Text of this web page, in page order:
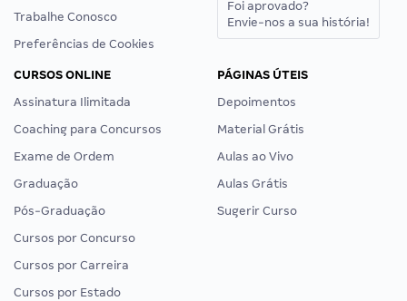
Trabalhe Conosco
Preferências de Cookies
Foi aprovado?
Envie-nos a sua história!
CURSOS ONLINE
Assinatura Ilimitada
Coaching para Concursos
Exame de Ordem
Graduação
Pós-Graduação
Cursos por Concurso
Cursos por Carreira
Cursos por Estado
PÁGINAS ÚTEIS
Depoimentos
Material Grátis
Aulas ao Vivo
Aulas Grátis
Sugerir Curso